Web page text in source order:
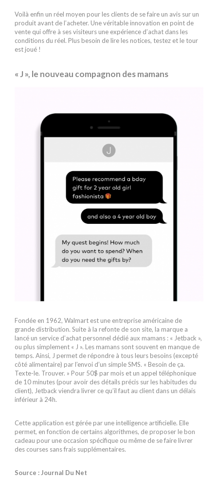
Voilà enfin un réel moyen pour les clients de se faire un avis sur un
produit avant de l’acheter. Une véritable innovation en point de
vente qui offre à ses visiteurs une expérience d’achat dans les
conditions du réel. Plus besoin de lire les notices, testez et le tour
est joué !
« J », le nouveau compagnon des mamans
Fondée en 1962, Walmart est une entreprise américaine de
grande distribution. Suite à la refonte de son site, la marque a
lancé un service d’achat personnel dédié aux mamans : « Jetback »,
ou plus simplement « J ». Les mamans sont souvent en manque de
temps. Ainsi, J permet de répondre à tous leurs besoins (excepté
côté alimentaire) par l’envoi d’un simple SMS. « Besoin de ça.
Texte-le. Trouver. » Pour 50$ par mois et un appel téléphonique
de 10 minutes (pour avoir des détails précis sur les habitudes du
client), Jetback viendra livrer ce qu’il faut au client dans un délais
inférieur à 24h.
Cette application est gérée par une intelligence artificielle. Elle
permet, en fonction de certains algorithmes, de proposer le bon
cadeau pour une occasion spécifique ou même de se faire livrer
des courses sans frais supplémentaires.
Source : Journal Du Net